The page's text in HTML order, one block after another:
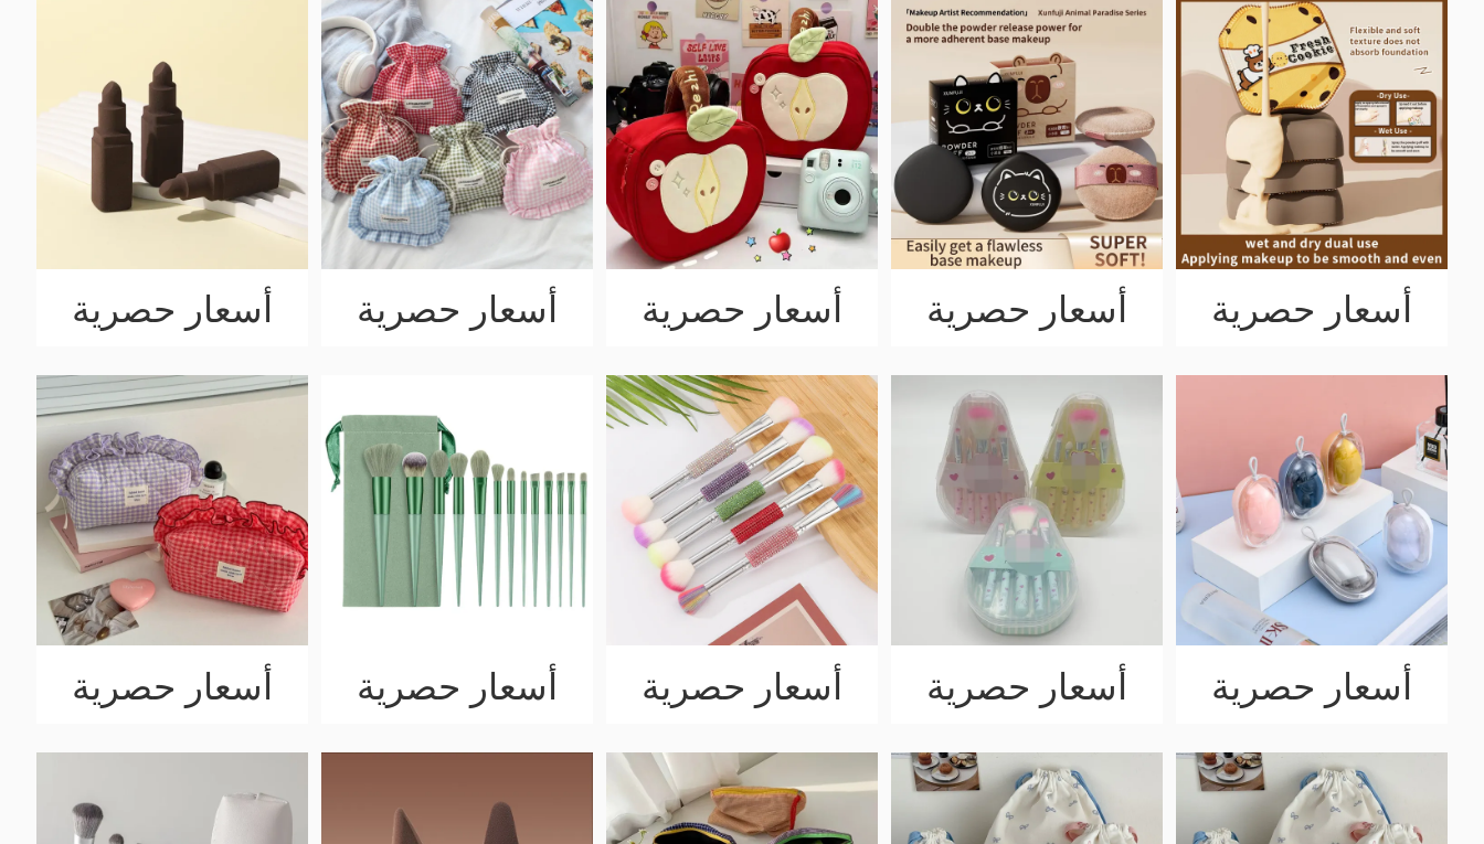
أسعار حصرية أسعار حصرية أسعار حصرية أسعار حصرية أسعار حصرية
أسعار حصرية أسعار حصرية أسعار حصرية أسعار حصرية أسعار حصرية